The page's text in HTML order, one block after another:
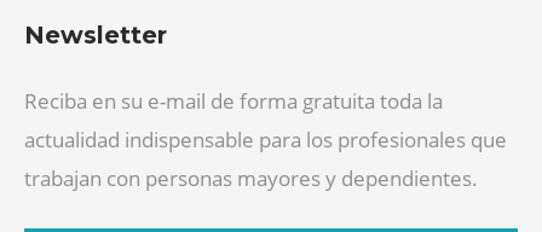
Newsletter
Reciba en su e-mail de forma gratuita toda la
actualidad indispensable para los profesionales que
trabajan con personas mayores y dependientes.